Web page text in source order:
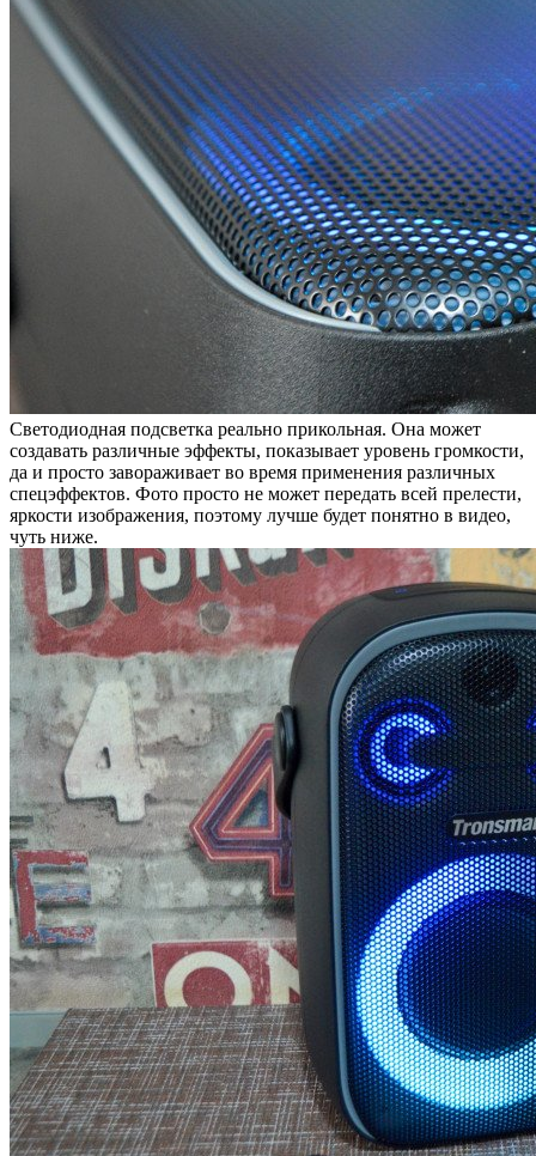
Светодиодная подсветка реально прикольная. Она может
создавать различные эффекты, показывает уровень громкости,
да и просто завораживает во время применения различных
спецэффектов. Фото просто не может передать всей прелести,
яркости изображения, поэтому лучше будет понятно в видео,
чуть ниже.